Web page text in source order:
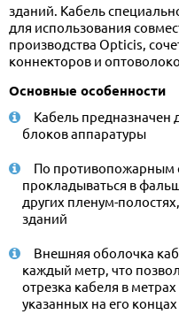
зданий. Кабель
для использования
производства Opticis,
коннекторов и
Основные особенности
Кабель предназначен
блоков аппаратуры
По противопожарным
прокладываться в
других пленум-
зданий
Внешняя оболочка
каждый метр, что
отрезка кабеля в
указанных на его концах